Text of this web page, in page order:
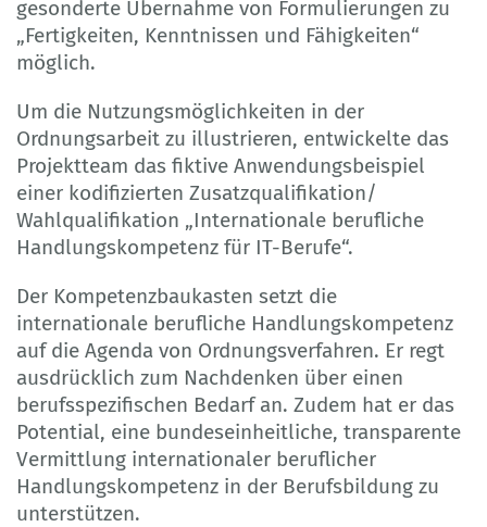
gesonderte Übernahme von Formulierungen zu
„Fertigkeiten, Kenntnissen und Fähigkeiten“
möglich.
Um die Nutzungsmöglichkeiten in der
Ordnungsarbeit zu illustrieren, entwickelte das
Projektteam das fiktive Anwendungsbeispiel
einer kodifizierten Zusatzqualifikation/
Wahlqualifikation „Internationale berufliche
Handlungskompetenz für IT-Berufe“.
Der Kompetenzbaukasten setzt die
internationale berufliche Handlungskompetenz
auf die Agenda von Ordnungsverfahren. Er regt
ausdrücklich zum Nachdenken über einen
berufsspezifischen Bedarf an. Zudem hat er das
Potential, eine bundeseinheitliche, transparente
Vermittlung internationaler beruflicher
Handlungskompetenz in der Berufsbildung zu
unterstützen.